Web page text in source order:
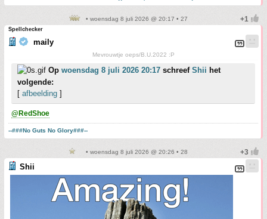
• woensdag 8 juli 2026 @ 20:17 • 27
Spellchecker
maily
Mevrouwtje oeps/B.U.2022 :P
Op woensdag 8 juli 2026 20:17 schreef Shii het
volgende:
[ afbeelding ]
@RedShoe
--###No Guts No Glory###--
• woensdag 8 juli 2026 @ 20:26 • 28
Shii